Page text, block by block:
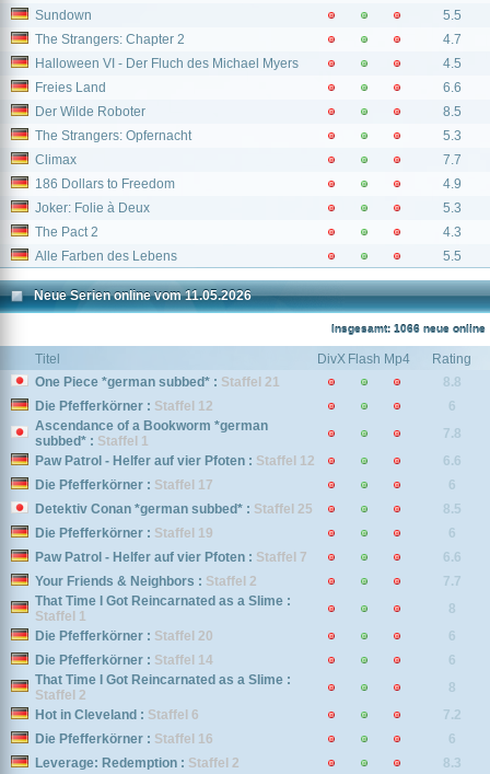
Sundown
5.5
The Strangers: Chapter 2
4.7
Halloween VI - Der Fluch des Michael Myers
4.5
Freies Land
6.6
Der Wilde Roboter
8.5
The Strangers: Opfernacht
5.3
Climax
7.7
186 Dollars to Freedom
4.9
Joker: Folie à Deux
5.3
The Pact 2
4.3
Alle Farben des Lebens
5.5
Neue Serien online vom 11.05.2026
Insgesamt: 1066 neue online
Titel DivX Flash Mp4
Rating
One Piece *german subbed* : Staffel 21
8.8
Die Pfefferkörner : Staffel 12
6
Ascendance of a Bookworm *german
subbed* : Staffel 1
7.8
Paw Patrol - Helfer auf vier Pfoten : Staffel 12
6.6
Die Pfefferkörner : Staffel 17
6
Detektiv Conan *german subbed* : Staffel 25
8.5
Die Pfefferkörner : Staffel 19
6
Paw Patrol - Helfer auf vier Pfoten : Staffel 7
6.6
Your Friends & Neighbors : Staffel 2
7.7
That Time I Got Reincarnated as a Slime :
Staffel 1
8
Die Pfefferkörner : Staffel 20
6
Die Pfefferkörner : Staffel 14
6
That Time I Got Reincarnated as a Slime :
Staffel 2
8
Hot in Cleveland : Staffel 6
7.2
Die Pfefferkörner : Staffel 16
6
Leverage: Redemption : Staffel 2
8.3